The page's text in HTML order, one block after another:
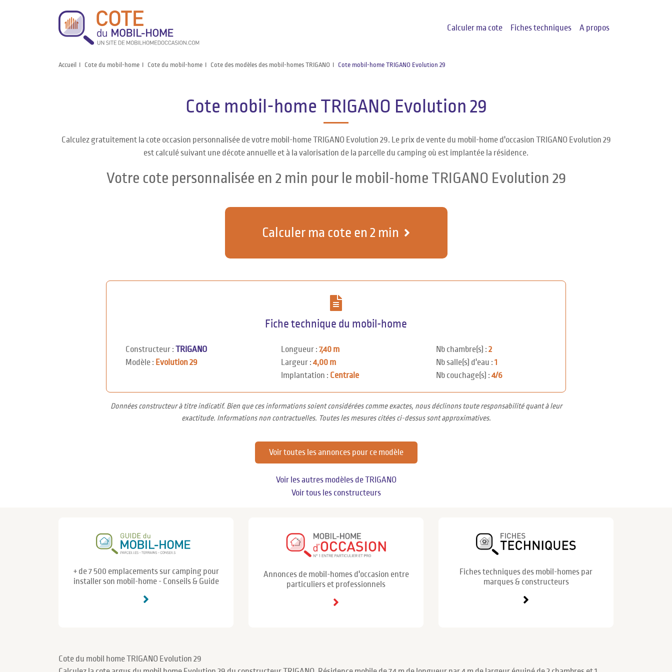
Calculer ma cote Fiches techniques A propos
Accueil Cote du mobil-home Cote du mobil-home Cote des modèles des mobil-homes TRIGANO Cote mobil-home TRIGANO Evolution 29
Cote mobil-home TRIGANO Evolution 29
Calculez gratuitement la cote occasion personnalisée de votre mobil-home TRIGANO Evolution 29. Le prix de vente du mobil-home d'occasion TRIGANO Evolution 29
est calculé suivant une décote annuelle et à la valorisation de la parcelle du camping où est implantée la résidence.
Votre cote personnalisée en 2 min pour le mobil-home TRIGANO Evolution 29
Calculer ma cote en 2 min
Fiche technique du mobil-home
Constructeur : TRIGANO
Modèle : Evolution 29
Longueur : 7,40 m
Largeur : 4,00 m
Implantation : Centrale
Nb chambre(s) :2
Nb salle(s) d'eau :1
Nb couchage(s) :4/6
Données constructeur à titre indicatif. Bien que ces informations soient considérées comme exactes, nous déclinons toute responsabilité quant à leur
exactitude. Informations non contractuelles. Toutes les mesures citées ci-dessus sont approximatives.
Voir toutes les annonces pour ce modèle
Voir les autres modèles de TRIGANO
Voir tous les constructeurs
+ de 7 500 emplacements sur camping pour
installer son mobil-home - Conseils & Guide
Annonces de mobil-homes d'occasion entre
particuliers et professionnels
Fiches techniques des mobil-homes par
marques & constructeurs
Cote du mobil home TRIGANO Evolution 29